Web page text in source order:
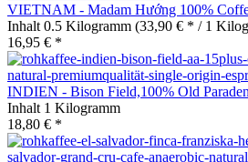
VIETNAM - Madam Hướng 100%
Inhalt 0.5 Kilogramm (33,90 € * / 1
16,95 € *
INDIEN - Bison Field,100% Old
Inhalt 1 Kilogramm
18,80 € *